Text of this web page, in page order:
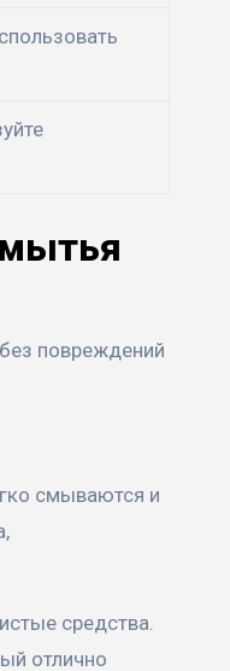
повреждений
смываются и
средства.
отлично